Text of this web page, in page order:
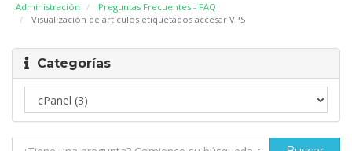
Administración
Preguntas Frecuentes - FAQ
Visualización de artículos etiquetados accesar VPS
Categorías